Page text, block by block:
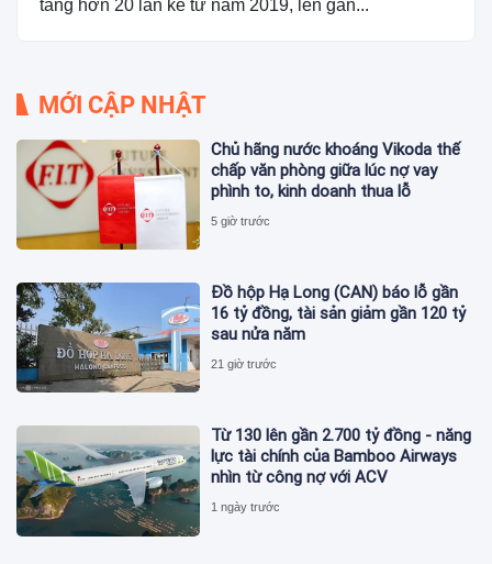
tăng hơn 20 lần kể từ năm 2019, lên gần...
MỚI CẬP NHẬT
Chủ hãng nước khoáng Vikoda thế
chấp văn phòng giữa lúc nợ vay
phình to, kinh doanh thua lỗ
5 giờ trước
Đồ hộp Hạ Long (CAN) báo lỗ gần
16 tỷ đồng, tài sản giảm gần 120 tỷ
sau nửa năm
21 giờ trước
Từ 130 lên gần 2.700 tỷ đồng - năng
lực tài chính của Bamboo Airways
nhìn từ công nợ với ACV
1 ngày trước